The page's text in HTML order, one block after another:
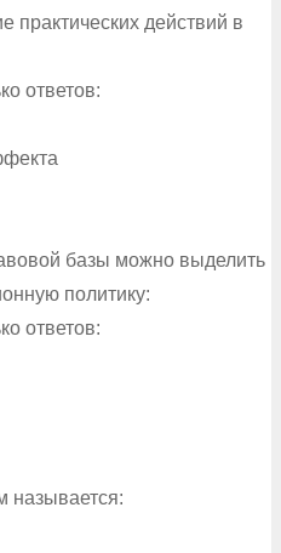
практических действий в
ответов:
базы можно выделить
политику:
ответов:
называется: